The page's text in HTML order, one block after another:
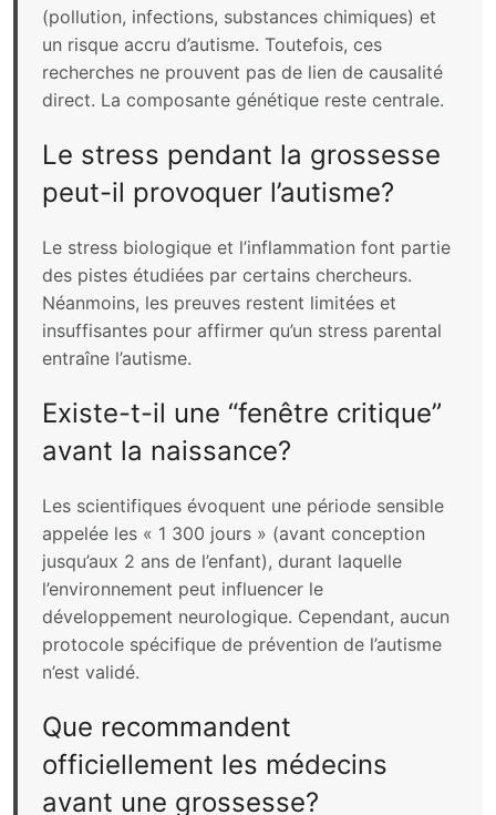
(pollution, infections, substances chimiques) et
un risque accru d’autisme. Toutefois, ces
recherches ne prouvent pas de lien de causalité
direct. La composante génétique reste centrale.
Le stress pendant la grossesse
peut-il provoquer l’autisme?
Le stress biologique et l’inflammation font partie
des pistes étudiées par certains chercheurs.
Néanmoins, les preuves restent limitées et
insuffisantes pour affirmer qu’un stress parental
entraîne l’autisme.
Existe-t-il une “fenêtre critique”
avant la naissance?
Les scientifiques évoquent une période sensible
appelée les « 1 300 jours » (avant conception
jusqu’aux 2 ans de l’enfant), durant laquelle
l’environnement peut influencer le
développement neurologique. Cependant, aucun
protocole spécifique de prévention de l’autisme
n’est validé.
Que recommandent
officiellement les médecins
avant une grossesse?